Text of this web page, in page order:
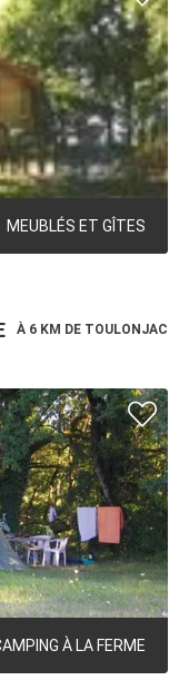
MEUBLÉS ET GÎTES
À 6 KM DE TOULONJAC
À LA FERME